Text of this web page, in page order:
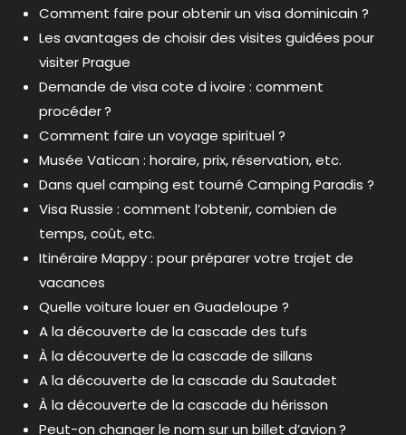
Comment faire pour obtenir un visa dominicain ?
Les avantages de choisir des visites guidées pour
visiter Prague
Demande de visa cote d ivoire : comment
procéder ?
Comment faire un voyage spirituel ?
Musée Vatican : horaire, prix, réservation, etc.
Dans quel camping est tourné Camping Paradis ?
Visa Russie : comment l’obtenir, combien de
temps, coût, etc.
Itinéraire Mappy : pour préparer votre trajet de
vacances
Quelle voiture louer en Guadeloupe ?
A la découverte de la cascade des tufs
À la découverte de la cascade de sillans
A la découverte de la cascade du Sautadet
À la découverte de la cascade du hérisson
Peut-on changer le nom sur un billet d’avion ?